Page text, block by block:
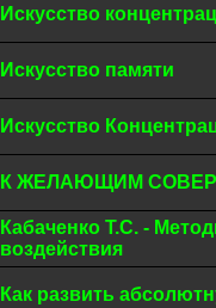
Искусство
Искусство памяти
Искусство
К ЖЕЛАЮЩИМ
Кабаченко Т.С. -
воздействия
Как развить